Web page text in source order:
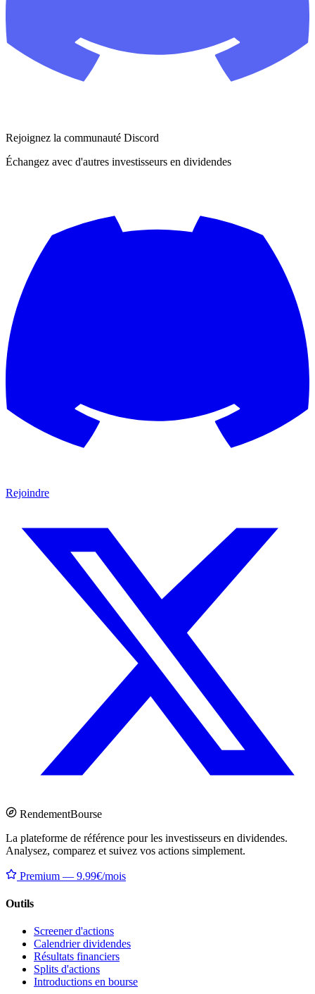
Rejoignez la communauté Discord
Échangez avec d'autres investisseurs en dividendes
Rejoindre
RendementBourse
La plateforme de référence pour les investisseurs en dividendes.
Analysez, comparez et suivez vos actions simplement.
Premium — 9.99€/mois
Outils
Screener d'actions
Calendrier dividendes
Résultats financiers
Splits d'actions
Introductions en bourse